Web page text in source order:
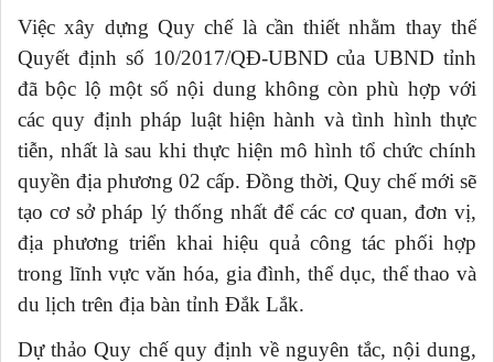
Việc xây dựng Quy chế là cần thiết nhằm thay thế
Quyết định số 10/2017/QĐ-UBND của UBND tỉnh
đã bộc lộ một số nội dung không còn phù hợp với
các quy định pháp luật hiện hành và tình hình thực
tiễn, nhất là sau khi thực hiện mô hình tổ chức chính
quyền địa phương 02 cấp. Đồng thời, Quy chế mới sẽ
tạo cơ sở pháp lý thống nhất để các cơ quan, đơn vị,
địa phương triển khai hiệu quả công tác phối hợp
trong lĩnh vực văn hóa, gia đình, thể dục, thể thao và
du lịch trên địa bàn tỉnh Đắk Lắk.
Dự thảo Quy chế quy định về nguyên tắc, nội dung,